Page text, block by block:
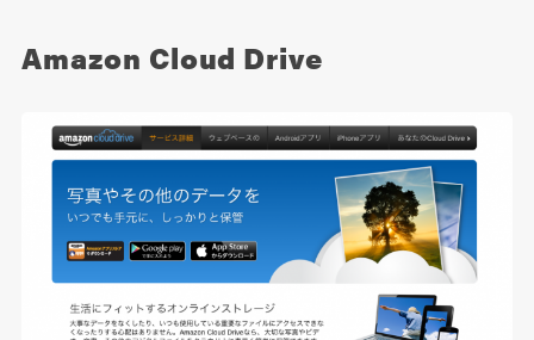
Amazon Cloud Drive